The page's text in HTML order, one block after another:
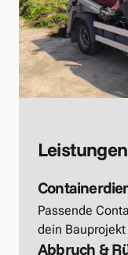
Passende
dein Bauprojekt
Abbruch &